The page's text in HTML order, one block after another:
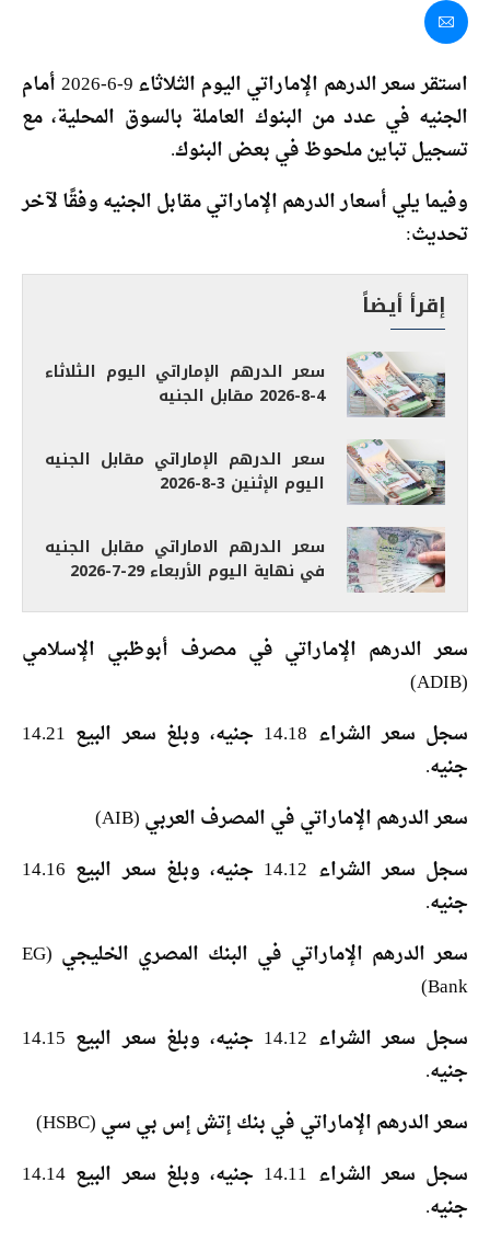
استقر سعر الدرهم الإماراتي اليوم الثلاثاء 9-6-2026 أمام
الجنيه في عدد من البنوك العاملة بالسوق المحلية، مع
تسجيل تباين ملحوظ في بعض البنوك.
وفيما يلي أسعار الدرهم الإماراتي مقابل الجنيه وفقًا لآخر
تحديث:
إقرأ أيضاً
سعر الدرهم الإماراتي اليوم الثلاثاء
4-8-2026 مقابل الجنيه
سعر الدرهم الإماراتي مقابل الجنيه
اليوم الإثنين 3-8-2026
سعر الدرهم الاماراتي مقابل الجنيه
في نهاية اليوم الأربعاء 29-7-2026
سعر الدرهم الإماراتي في مصرف أبوظبي الإسلامي
(ADIB)
سجل سعر الشراء 14.18 جنيه، وبلغ سعر البيع 14.21
جنيه.
سعر الدرهم الإماراتي في المصرف العربي (AIB)
سجل سعر الشراء 14.12 جنيه، وبلغ سعر البيع 14.16
جنيه.
سعر الدرهم الإماراتي في البنك المصري الخليجي (EG
Bank)
سجل سعر الشراء 14.12 جنيه، وبلغ سعر البيع 14.15
جنيه.
سعر الدرهم الإماراتي في بنك إتش إس بي سي (HSBC)
سجل سعر الشراء 14.11 جنيه، وبلغ سعر البيع 14.14
جنيه.